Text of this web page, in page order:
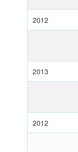
2012
2013
2012